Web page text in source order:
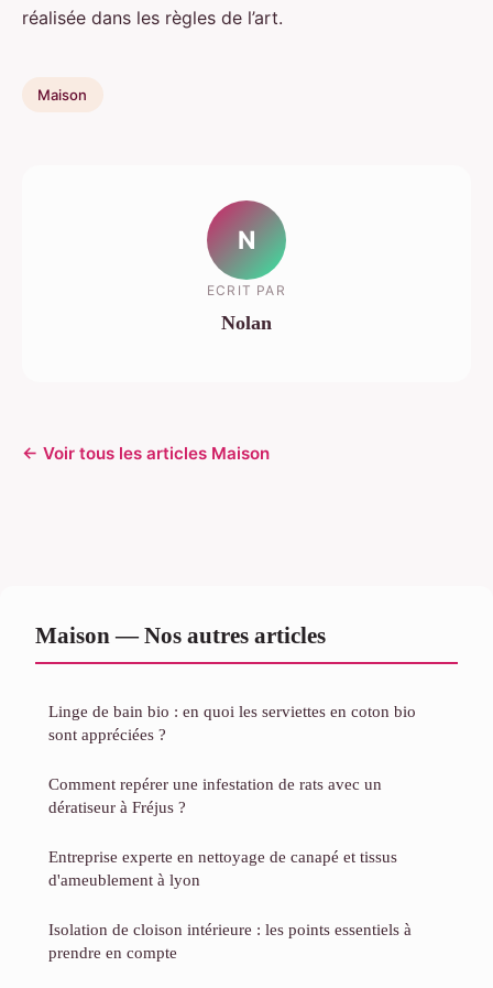
réalisée dans les règles de l’art.
Maison
N
ECRIT PAR
Nolan
← Voir tous les articles Maison
Maison — Nos autres articles
Linge de bain bio : en quoi les serviettes en coton bio
sont appréciées ?
Comment repérer une infestation de rats avec un
dératiseur à Fréjus ?
Entreprise experte en nettoyage de canapé et tissus
d'ameublement à lyon
Isolation de cloison intérieure : les points essentiels à
prendre en compte